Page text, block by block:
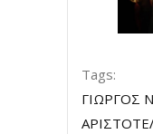
Tags:
ΓΙΩΡΓΟΣ